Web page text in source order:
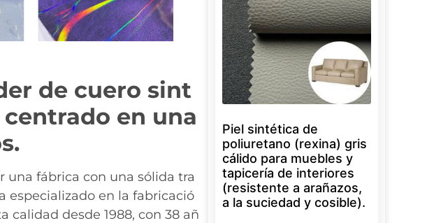
de cuero sint
en una
una fábrica con una sólida tra
especializado en la fabricació
calidad desde 1988, con 38 añ
Piel sintética de
poliuretano (rexina) gris
cálido para muebles y
tapicería de interiores
(resistente a arañazos,
a la suciedad y cosible).